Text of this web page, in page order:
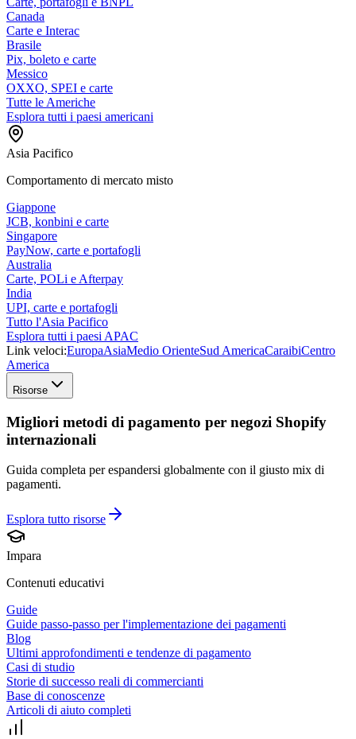
Canada
Carte e Interac
Brasile
Pix, boleto e carte
Messico
OXXO, SPEI e carte
Tutte le Americhe
Esplora tutti i paesi americani
Asia Pacifico
Comportamento di mercato misto
Giappone
JCB, konbini e carte
Singapore
PayNow, carte e portafogli
Australia
Carte, POLi e Afterpay
India
UPI, carte e portafogli
Tutto l'Asia Pacifico
Esplora tutti i paesi APAC
Link veloci:EuropaAsiaMedio OrienteSud AmericaCaraibiCentro
America
Risorse
Migliori metodi di pagamento per negozi Shopify
internazionali
Guida completa per espandersi globalmente con il giusto mix di
pagamenti.
Esplora tutto risorse
Impara
Contenuti educativi
Guide
Guide passo-passo per l'implementazione dei pagamenti
Blog
Ultimi approfondimenti e tendenze di pagamento
Casi di studio
Storie di successo reali di commercianti
Base di conoscenze
Articoli di aiuto completi